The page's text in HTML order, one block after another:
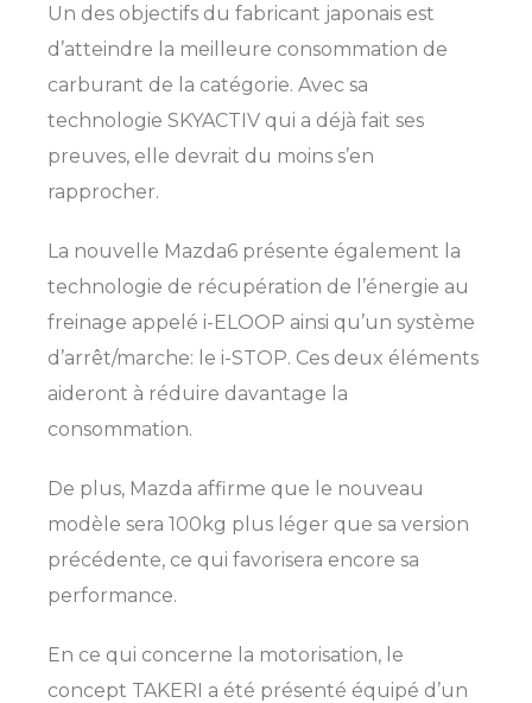
Un des objectifs du fabricant japonais est
d’atteindre la meilleure consommation de
carburant de la catégorie. Avec sa
technologie SKYACTIV qui a déjà fait ses
preuves, elle devrait du moins s’en
rapprocher.
La nouvelle Mazda6 présente également la
technologie de récupération de l’énergie au
freinage appelé i-ELOOP ainsi qu’un système
d’arrêt/marche: le i-STOP. Ces deux éléments
aideront à réduire davantage la
consommation.
De plus, Mazda affirme que le nouveau
modèle sera 100kg plus léger que sa version
précédente, ce qui favorisera encore sa
performance.
En ce qui concerne la motorisation, le
concept TAKERI a été présenté équipé d’un